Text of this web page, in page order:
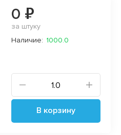
0 ₽
за штуку
Наличие: 1000.0
В корзину